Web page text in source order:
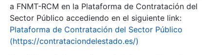
a FNMT-RCM en la Plataforma de Contratación del
Sector Público accediendo en el siguiente link:
Plataforma de Contratación del Sector Público
(https://contrataciondelestado.es/)